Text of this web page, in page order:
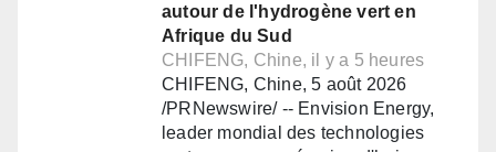
autour de l'hydrogène vert en
Afrique du Sud
CHIFENG, Chine, il y a 5 heures
CHIFENG, Chine, 5 août 2026
/PRNewswire/ -- Envision Energy,
leader mondial des technologies